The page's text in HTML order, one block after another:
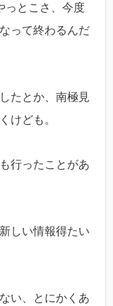
っとこさ、今度
って終わるんだ
たとか、南極見
けども。
行ったことがあ
しい情報得たい
い、とにかくあ